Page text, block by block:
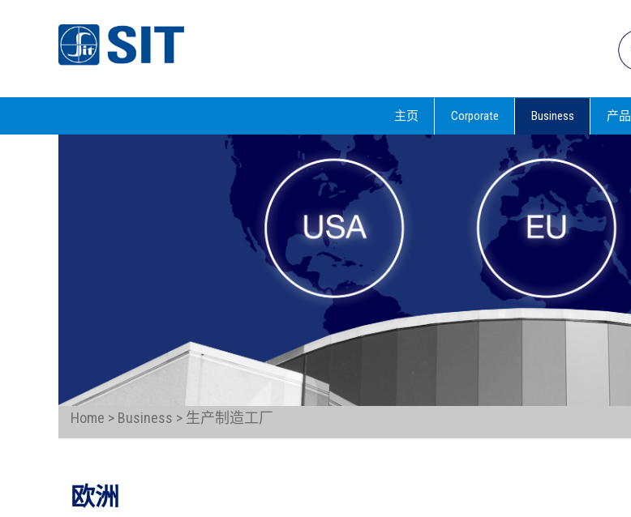
主页 Corporate Business 产品
Home > Business > 生产制造工厂
欧洲